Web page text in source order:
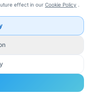
effect in our Cookie Policy .